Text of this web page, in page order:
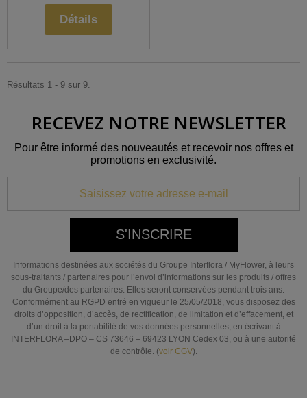
Détails
Résultats 1 - 9 sur 9.
RECEVEZ NOTRE NEWSLETTER
Pour être informé des nouveautés et recevoir nos offres et
promotions en exclusivité.
S'INSCRIRE
Informations destinées aux sociétés du Groupe Interflora / MyFlower, à leurs
sous-traitants / partenaires pour l’envoi d’informations sur les produits / offres
du Groupe/des partenaires. Elles seront conservées pendant trois ans.
Conformément au RGPD entré en vigueur le 25/05/2018, vous disposez des
droits d’opposition, d’accès, de rectification, de limitation et d’effacement, et
d’un droit à la portabilité de vos données personnelles, en écrivant à
INTERFLORA –DPO – CS 73646 – 69423 LYON Cedex 03, ou à une autorité
de contrôle. (voir CGV).